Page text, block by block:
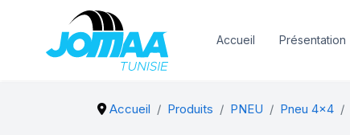
Accueil Présentation
Accueil Produits PNEU Pneu 4x4